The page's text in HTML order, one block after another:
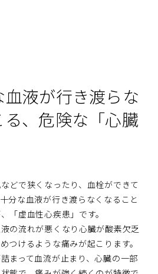
液が行き渡らな
、危険な「心臓
どで狭くなったり、血栓ができて
分な血液が行き渡らなくなること
「虚血性心疾患」です。
の流れが悪くなり心臓が酸素欠乏
つけるような痛みが起こります。
まって血流が止まり、心臓の一部